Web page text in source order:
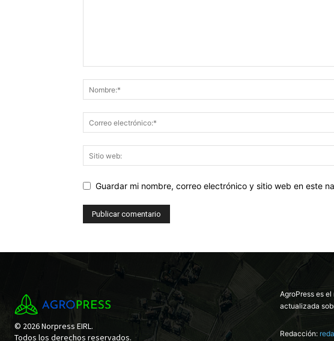
Guardar mi nombre, correo electrónico y sitio web en este
© 2026 Norpress EIRL.
Todos los derechos reservados.
AgroPress es
actualizada
Redacción: